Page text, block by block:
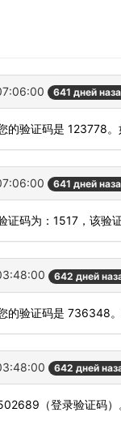
641 дней
的验证码是 123778
641 дней
证码为：1517，该验
642 дней
的验证码是 736348
642 дней
（登录验证码